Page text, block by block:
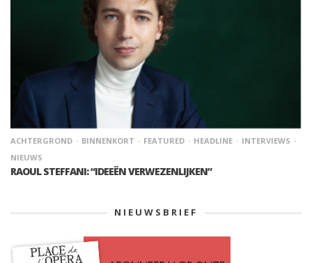
ACHTERGROND BINNENKORT FEATURED HEADLINE
INTERVIEWS
NIEUWS
RAOUL STEFFANI: “IDEEËN VERWEZENLIJKEN”
NIEUWSBRIEF